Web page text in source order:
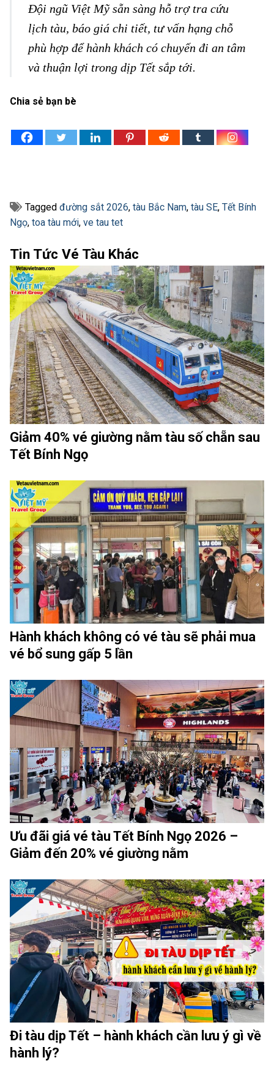
Đội ngũ Việt Mỹ sẵn sàng hỗ trợ tra cứu
lịch tàu, báo giá chi tiết, tư vấn hạng chỗ
phù hợp để hành khách có chuyến đi an tâm
và thuận lợi trong dịp Tết sắp tới.
Chia sẻ bạn bè
Tagged đường sắt 2026, tàu Bắc Nam, tàu SE, Tết Bính
Ngọ, toa tàu mới, ve tau tet
Tin Tức Vé Tàu Khác
Giảm 40% vé giường nằm tàu số chẵn sau
Tết Bính Ngọ
Hành khách không có vé tàu sẽ phải mua
vé bổ sung gấp 5 lần
Ưu đãi giá vé tàu Tết Bính Ngọ 2026 –
Giảm đến 20% vé giường nằm
Đi tàu dịp Tết – hành khách cần lưu ý gì về
hành lý?